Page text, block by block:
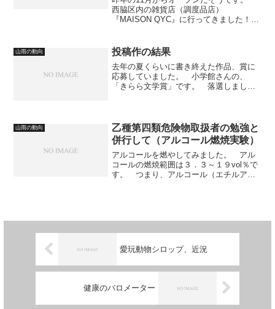
西脇区内の雑貨店（調度品店）
『MAISON QYC』に行ってきました！
に演奏できるそうです。 これは、売り
物ではないのかな。この...
山雨の動向 投稿作の結果
去年の夏くらいに書き終えた作品、賞に
応募していました。 小学館さんの、
「きらら文学賞」です。 落選しまし
賞」は、応募規定で３００枚以...
山雨の動向
乙種第四類危険物取扱者の勉強と
併行して（アルコール燃焼実験）
アルコールを燃やしてみました。 アル
コールの燃焼範囲は３．３～１９vol％で
す。 つまり、アルコール（エチルアル
愛玩動物シロップ、近況
健康のバロメーター